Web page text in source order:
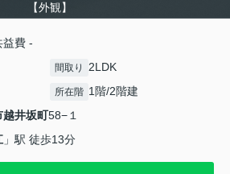
【外観】
益費 -
間取り 2LDK
所在階 1階/2階建
越井坂町58−１
」駅 徒歩13分